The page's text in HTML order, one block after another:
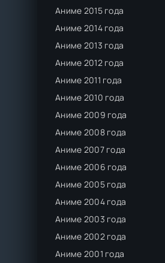
Аниме 2015 года
Аниме 2014 года
Аниме 2013 года
Аниме 2012 года
Аниме 2011 года
Аниме 2010 года
Аниме 2009 года
Аниме 2008 года
Аниме 2007 года
Аниме 2006 года
Аниме 2005 года
Аниме 2004 года
Аниме 2003 года
Аниме 2002 года
Аниме 2001 года